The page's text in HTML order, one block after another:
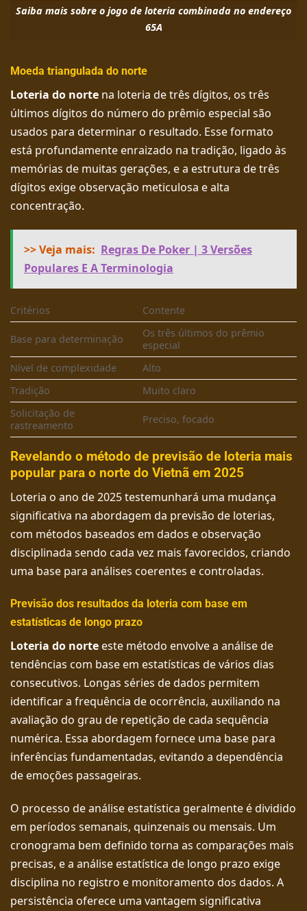
Saiba mais sobre o jogo de loteria combinada no endereço
65A
Moeda triangulada do norte
Loteria do norte na loteria de três dígitos, os três
últimos dígitos do número do prêmio especial são
usados ​​para determinar o resultado. Esse formato
está profundamente enraizado na tradição, ligado às
memórias de muitas gerações, e a estrutura de três
dígitos exige observação meticulosa e alta
concentração.
>> Veja mais: Regras De Poker | 3 Versões
Populares E A Terminologia
Critérios Contente
Base para determinação
Os três últimos do prêmio
especial
Nível de complexidade
Alto
Tradição
Muito claro
Solicitação de
rastreamento
Preciso, focado
Revelando o método de previsão de loteria mais
popular para o norte do Vietnã em 2025
Loteria o ano de 2025 testemunhará uma mudança
significativa na abordagem da previsão de loterias,
com métodos baseados em dados e observação
disciplinada sendo cada vez mais favorecidos, criando
uma base para análises coerentes e controladas.
Previsão dos resultados da loteria com base em
estatísticas de longo prazo
Loteria do norteeste método envolve a análise de
tendências com base em estatísticas de vários dias
consecutivos. Longas séries de dados permitem
identificar a frequência de ocorrência, auxiliando na
avaliação do grau de repetição de cada sequência
numérica. Essa abordagem fornece uma base para
inferências fundamentadas, evitando a dependência
de emoções passageiras.
O processo de análise estatística geralmente é dividido
em períodos semanais, quinzenais ou mensais. Um
cronograma bem definido torna as comparações mais
precisas, e a análise estatística de longo prazo exige
disciplina no registro e monitoramento dos dados. A
persistência oferece uma vantagem significativa